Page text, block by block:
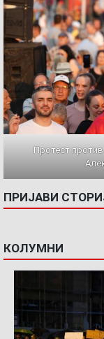
Протест
ПРИЈАВИ
КОЛУМНИ